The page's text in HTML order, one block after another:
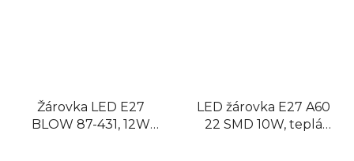
Žárovka LED E27
BLOW 87-431, 12W
LED žárovka E27 A60
22 SMD 10W, teplá